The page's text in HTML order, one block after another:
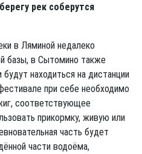
рек соберутся
в Ляминой недалеко
базы, в Сытомино также
будут находиться на дистанции
при себе необходимо
соответствующее
прикормку, живую или
часть будет
части водоёма,